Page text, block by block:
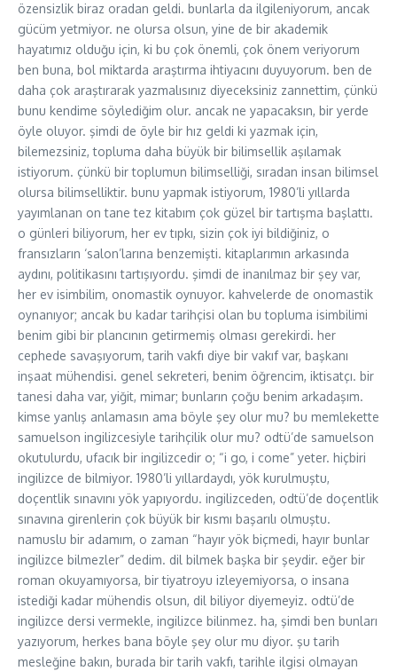
özensizlik biraz oradan geldi. bunlarla da ilgileniyorum, ancak
gücüm yetmiyor. ne olursa olsun, yine de bir akademik
hayatımız olduğu için, ki bu çok önemli, çok önem veriyorum
ben buna, bol miktarda araştırma ihtiyacını duyuyorum. ben de
daha çok araştırarak yazmalısınız diyeceksiniz zannettim, çünkü
bunu kendime söylediğim olur. ancak ne yapacaksın, bir yerde
öyle oluyor. şimdi de öyle bir hız geldi ki yazmak için,
bilemezsiniz, topluma daha büyük bir bilimsellik aşılamak
istiyorum. çünkü bir toplumun bilimselliği, sıradan insan bilimsel
olursa bilimselliktir. bunu yapmak istiyorum, 1980’li yıllarda
yayımlanan on tane tez kitabım çok güzel bir tartışma başlattı.
o günleri biliyorum, her ev tıpkı, sizin çok iyi bildiğiniz, o
fransızların ‘salon’larına benzemişti. kitaplarımın arkasında
aydını, politikasını tartışıyordu. şimdi de inanılmaz bir şey var,
her ev isimbilim, onomastik oynuyor. kahvelerde de onomastik
oynanıyor; ancak bu kadar tarihçisi olan bu topluma isimbilimi
benim gibi bir plancının getirmemiş olması gerekirdi. her
cephede savaşıyorum, tarih vakfı diye bir vakıf var, başkanı
inşaat mühendisi. genel sekreteri, benim öğrencim, iktisatçı. bir
tanesi daha var, yiğit, mimar; bunların çoğu benim arkadaşım.
kimse yanlış anlamasın ama böyle şey olur mu? bu memlekette
samuelson ingilizcesiyle tarihçilik olur mu? odtü’de samuelson
okutulurdu, ufacık bir ingilizcedir o; “i go, i come” yeter. hiçbiri
ingilizce de bilmiyor. 1980’li yıllardaydı, yök kurulmuştu,
doçentlik sınavını yök yapıyordu. ingilizceden, odtü’de doçentlik
sınavına girenlerin çok büyük bir kısmı başarılı olmuştu.
namuslu bir adamım, o zaman “hayır yök biçmedi, hayır bunlar
ingilizce bilmezler” dedim. dil bilmek başka bir şeydir. eğer bir
roman okuyamıyorsa, bir tiyatroyu izleyemiyorsa, o insana
istediği kadar mühendis olsun, dil biliyor diyemeyiz. odtü’de
ingilizce dersi vermekle, ingilizce bilinmez. ha, şimdi ben bunları
yazıyorum, herkes bana böyle şey olur mu diyor. şu tarih
mesleğine bakın, burada bir tarih vakfı, tarihle ilgisi olmayan